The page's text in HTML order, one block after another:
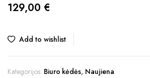
129,00 €
Add to wishlist
Kategorijos: Biuro kėdės, Naujiena